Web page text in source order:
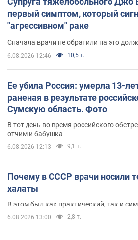
первый симптом, который
"агрессивном" раке
Сначала врачи не обратили на это
6.08.2026 12:46 10,5 т.
Ее убила Россия: умерла 13-
раненая в результате
Сумскую область. Фото
В тот день во время российского
отчим и бабушка
6.08.2026 12:13 9,1 т.
Почему в СССР врачи носили
халаты
В этом был как практический, так и
6.08.2026 13:00 2,8 т.